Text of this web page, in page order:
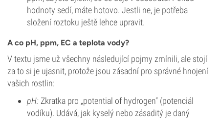
hodnoty sedí, máte hotovo. Jestli ne, je potřeba
složení roztoku ještě lehce upravit.
A co pH, ppm, EC a teplota vody?
V textu jsme už všechny následující pojmy zmínili, ale stojí
za to si je ujasnit, protože jsou zásadní pro správné hnojení
vašich rostlin:
pH: Zkratka pro „potential of hydrogen“ (potenciál
vodíku). Udává, jak kyselý nebo zásaditý je daný